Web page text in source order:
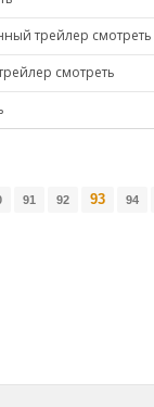
трейлер смотреть
смотреть
91 92 93 94